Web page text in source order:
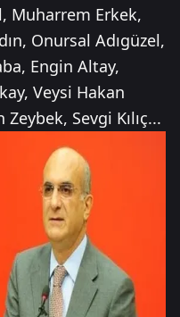
Muharrem Erkek,
Onursal Adıgüzel,
Engin Altay,
Veysi Hakan
Sevgi Kılıç...